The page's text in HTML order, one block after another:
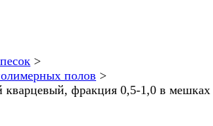
>
полов >
кварцевый, фракция 0,5-1,0 в